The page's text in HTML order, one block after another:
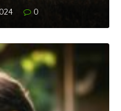
0